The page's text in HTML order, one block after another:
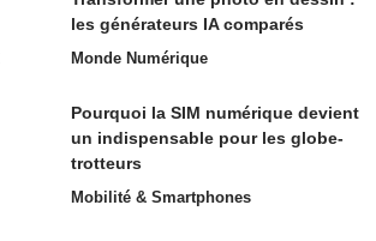
les générateurs IA comparés
Monde Numérique
Pourquoi la SIM numérique devient
un indispensable pour les globe-
trotteurs
Mobilité & Smartphones